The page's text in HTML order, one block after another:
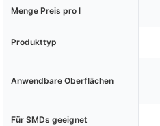
Menge Preis pro l
Produkttyp
Anwendbare Oberflächen
Für SMDs geeignet